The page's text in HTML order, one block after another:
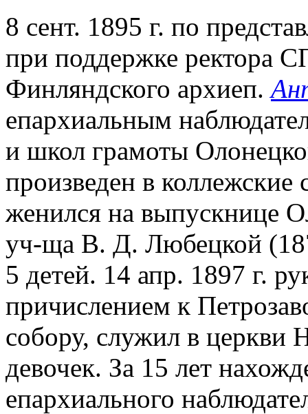
8 сент. 1895 г. по
при поддержке ректора
Финляндского архиеп.
епархиальным
и школ грамоты
произведен в
женился на выпускнице
уч-ща В. Д. Любецкой
5 детей. 14 апр. 1897 г.
причислением к
собору, служил в церкви
девочек. За 15 лет
епархиального